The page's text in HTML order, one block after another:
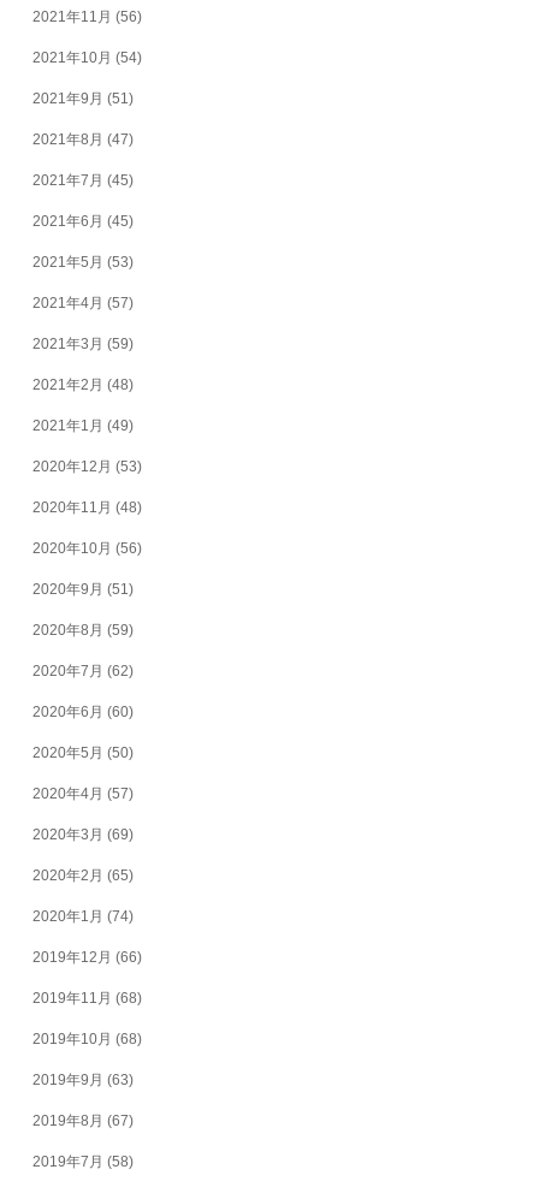
2021年11月 (56)
2021年10月 (54)
2021年9月 (51)
2021年8月 (47)
2021年7月 (45)
2021年6月 (45)
2021年5月 (53)
2021年4月 (57)
2021年3月 (59)
2021年2月 (48)
2021年1月 (49)
2020年12月 (53)
2020年11月 (48)
2020年10月 (56)
2020年9月 (51)
2020年8月 (59)
2020年7月 (62)
2020年6月 (60)
2020年5月 (50)
2020年4月 (57)
2020年3月 (69)
2020年2月 (65)
2020年1月 (74)
2019年12月 (66)
2019年11月 (68)
2019年10月 (68)
2019年9月 (63)
2019年8月 (67)
2019年7月 (58)